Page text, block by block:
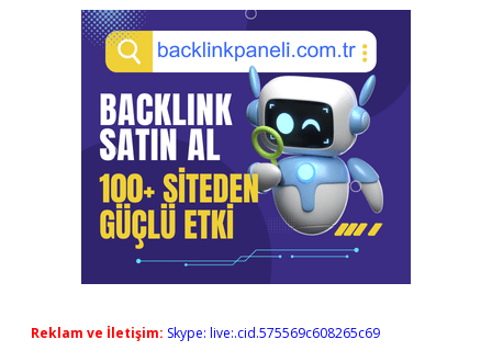
Reklam ve İletişim: Skype: live:.cid.575569c608265c69